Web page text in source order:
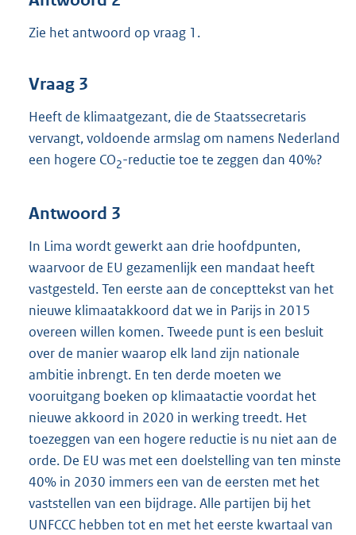
Zie het antwoord op vraag 1.
Vraag 3
Heeft de klimaatgezant, die de Staatssecretaris
vervangt, voldoende armslag om namens Nederland
een hogere CO2-reductie toe te zeggen dan 40%?
Antwoord 3
In Lima wordt gewerkt aan drie hoofdpunten,
waarvoor de EU gezamenlijk een mandaat heeft
vastgesteld. Ten eerste aan de concepttekst van het
nieuwe klimaatakkoord dat we in Parijs in 2015
overeen willen komen. Tweede punt is een besluit
over de manier waarop elk land zijn nationale
ambitie inbrengt. En ten derde moeten we
vooruitgang boeken op klimaatactie voordat het
nieuwe akkoord in 2020 in werking treedt. Het
toezeggen van een hogere reductie is nu niet aan de
orde. De EU was met een doelstelling van ten minste
40% in 2030 immers een van de eersten met het
vaststellen van een bijdrage. Alle partijen bij het
UNFCCC hebben tot en met het eerste kwartaal van